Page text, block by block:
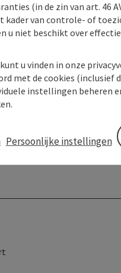
(in de zin van art. 46
kader van controle- of
u niet beschikt over
u vinden in onze
met de cookies (inclusief
instellingen beheren
Persoonlijke instellingen